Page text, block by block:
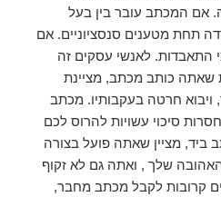
אם המכתב עובר בין בעל
תחת מטענים סנסציוניים. אם
התאבדות. לאנשי עסקים זה
שאתה כותב מכתב, מציינת
חרטה בעקבותיו. מכתב
סיכוי עשויות להרוס לכם
ביד, מציין שאתה פועל בצורה
שלך , ואתה גם לא זקוף
קרובות לקבל מכתב מחבר,